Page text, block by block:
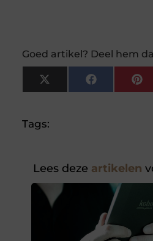
Goed artikel? Deel hem
X
(Twitter)
Facebook
Tags:
Lees deze artikelen